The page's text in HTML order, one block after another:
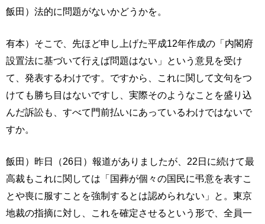
飯田）法的に問題がないかどうかを。
有本）そこで、先ほど申し上げた平成12年作成の「内閣府
設置法に基づいて行えば問題はない」という意見を受け
て、発表するわけです。ですから、これに関して文句をつ
けても勝ち目はないですし、実際そのようなことを盛り込
んだ訴訟も、すべて門前払いにあっているわけではないで
すか。
飯田）昨日（26日）報道がありましたが、22日に続けて最
高裁もこれに関しては「国葬が個々の国民に弔意を表すこ
とや喪に服すことを強制するとは認められない」と。東京
地裁の指摘に対し、これを確定させるという形で、全員一